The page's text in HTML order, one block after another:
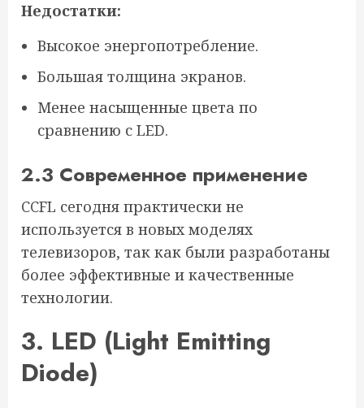
Недостатки:
Высокое энергопотребление.
Большая толщина экранов.
Менее насыщенные цвета по
сравнению с LED.
2.3 Современное применение
CCFL сегодня практически не
используется в новых моделях
телевизоров, так как были разработаны
более эффективные и качественные
технологии.
3. LED (Light Emitting
Diode)